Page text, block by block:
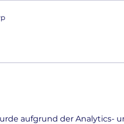
aufgrund der Analytics-